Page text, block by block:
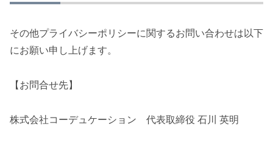
その他プライバシーポリシーに関するお問い合わせは以下
にお願い申し上げます。
【お問合せ先】
株式会社コーデュケーション 代表取締役 石川 英明